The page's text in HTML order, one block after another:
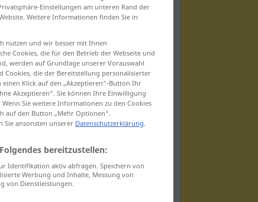
Einstellungen am unteren Rand der
Weitere Informationen finden Sie in
nutzen und wir besser mit Ihnen
Cookies, die für den Betrieb der Webseite und
werden auf Grundlage unserer Vorauswahl
Cookies, die der Bereitstellung personalisierter
Klick auf den „Akzeptieren“-Button Ihr
Akzeptieren“. Sie können Ihre Einwilligung
Sie weitere Informationen zu den Cookies
auf den Button „Mehr Optionen“.
Sie ansonsten unserer Datenschutzerklärung.
bereitzustellen:
Identifikation aktiv abfragen. Speichern von
Werbung und Inhalte, Messung von
von Dienstleistungen.